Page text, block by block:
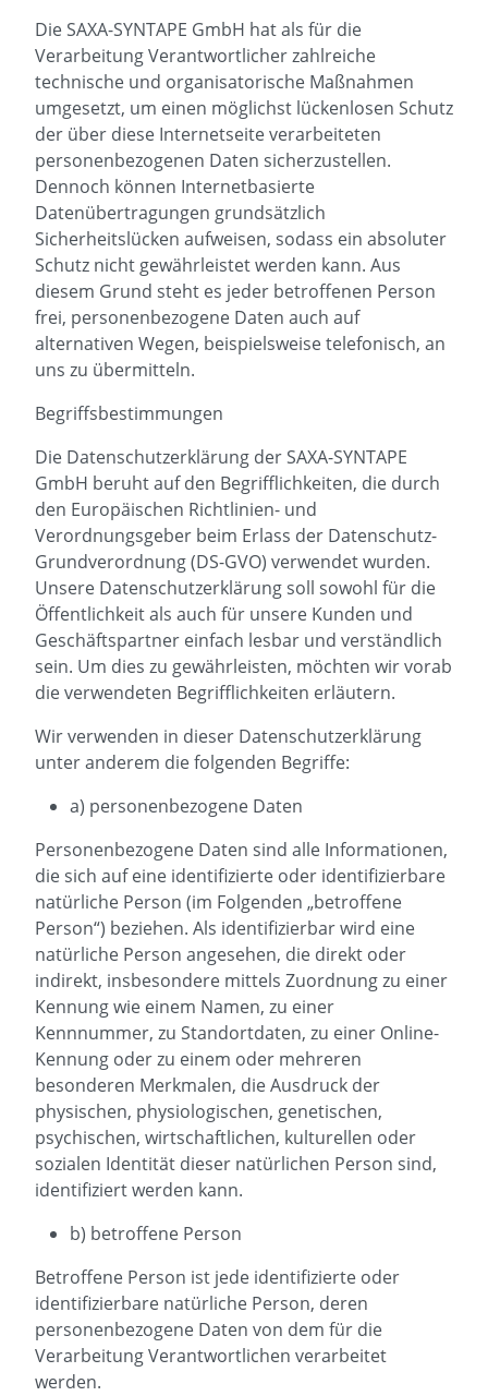
Die SAXA-SYNTAPE GmbH hat als für die
Verarbeitung Verantwortlicher zahlreiche
technische und organisatorische Maßnahmen
umgesetzt, um einen möglichst lückenlosen Schutz
der über diese Internetseite verarbeiteten
personenbezogenen Daten sicherzustellen.
Dennoch können Internetbasierte
Datenübertragungen grundsätzlich
Sicherheitslücken aufweisen, sodass ein absoluter
Schutz nicht gewährleistet werden kann. Aus
diesem Grund steht es jeder betroffenen Person
frei, personenbezogene Daten auch auf
alternativen Wegen, beispielsweise telefonisch, an
uns zu übermitteln.
Begriffsbestimmungen
Die Datenschutzerklärung der SAXA-SYNTAPE
GmbH beruht auf den Begrifflichkeiten, die durch
den Europäischen Richtlinien- und
Verordnungsgeber beim Erlass der Datenschutz-
Grundverordnung (DS-GVO) verwendet wurden.
Unsere Datenschutzerklärung soll sowohl für die
Öffentlichkeit als auch für unsere Kunden und
Geschäftspartner einfach lesbar und verständlich
sein. Um dies zu gewährleisten, möchten wir vorab
die verwendeten Begrifflichkeiten erläutern.
Wir verwenden in dieser Datenschutzerklärung
unter anderem die folgenden Begriffe:
a) personenbezogene Daten
Personenbezogene Daten sind alle Informationen,
die sich auf eine identifizierte oder identifizierbare
natürliche Person (im Folgenden „betroffene
Person“) beziehen. Als identifizierbar wird eine
natürliche Person angesehen, die direkt oder
indirekt, insbesondere mittels Zuordnung zu einer
Kennung wie einem Namen, zu einer
Kennnummer, zu Standortdaten, zu einer Online-
Kennung oder zu einem oder mehreren
besonderen Merkmalen, die Ausdruck der
physischen, physiologischen, genetischen,
psychischen, wirtschaftlichen, kulturellen oder
sozialen Identität dieser natürlichen Person sind,
identifiziert werden kann.
b) betroffene Person
Betroffene Person ist jede identifizierte oder
identifizierbare natürliche Person, deren
personenbezogene Daten von dem für die
Verarbeitung Verantwortlichen verarbeitet
werden.